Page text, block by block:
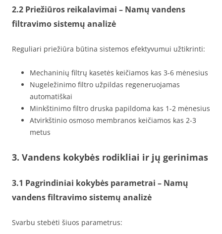
2.2 Priežiūros reikalavimai – Namų vandens
filtravimo sistemų analizė
Reguliari priežiūra būtina sistemos efektyvumui užtikrinti:
Mechaninių filtrų kasetės keičiamos kas 3-6 mėnesius
Nugeležinimo filtro užpildas regeneruojamas
automatiškai
Minkštinimo filtro druska papildoma kas 1-2 mėnesius
Atvirkštinio osmoso membranos keičiamos kas 2-3
metus
3. Vandens kokybės rodikliai ir jų gerinimas
3.1 Pagrindiniai kokybės parametrai – Namų
vandens filtravimo sistemų analizė
Svarbu stebėti šiuos parametrus: